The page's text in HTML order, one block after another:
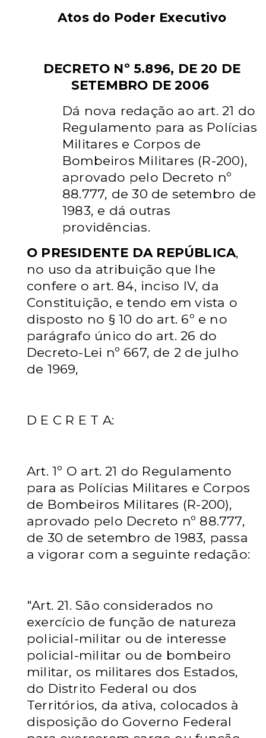
Atos do Poder Executivo
DECRETO Nº 5.896, DE 20 DE
SETEMBRO DE 2006
Dá nova redação ao art. 21 do
Regulamento para as Polícias
Militares e Corpos de
Bombeiros Militares (R-200),
aprovado pelo Decreto nº
88.777, de 30 de setembro de
1983, e dá outras
providências.
O PRESIDENTE DA REPÚBLICA,
no uso da atribuição que lhe
confere o art. 84, inciso IV, da
Constituição, e tendo em vista o
disposto no § 10 do art. 6º e no
parágrafo único do art. 26 do
Decreto-Lei nº 667, de 2 de julho
de 1969,
D E C R E T A:
Art. 1º O art. 21 do Regulamento
para as Polícias Militares e Corpos
de Bombeiros Militares (R-200),
aprovado pelo Decreto nº 88.777,
de 30 de setembro de 1983, passa
a vigorar com a seguinte redação:
"Art. 21. São considerados no
exercício de função de natureza
policial-militar ou de interesse
policial-militar ou de bombeiro
militar, os militares dos Estados,
do Distrito Federal ou dos
Territórios, da ativa, colocados à
disposição do Governo Federal